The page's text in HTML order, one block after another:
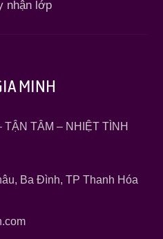
nhận lớp
MINH
TÂM – NHIỆT TÌNH
Ba Đình, TP Thanh Hóa